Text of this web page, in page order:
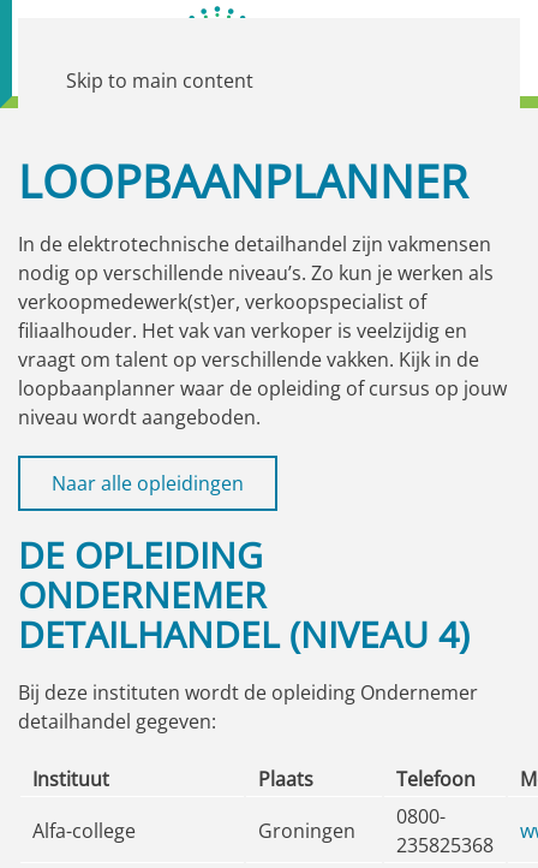
Skip to main content
LOOPBAANPLANNER
In de elektrotechnische detailhandel zijn vakmensen
nodig op verschillende niveau’s. Zo kun je werken als
verkoopmedewerk(st)er, verkoopspecialist of
filiaalhouder. Het vak van verkoper is veelzijdig en
vraagt om talent op verschillende vakken. Kijk in de
loopbaanplanner waar de opleiding of cursus op jouw
niveau wordt aangeboden.
Naar alle opleidingen
DE OPLEIDING
ONDERNEMER
DETAILHANDEL (NIVEAU 4)
Bij deze instituten wordt de opleiding Ondernemer
detailhandel gegeven:
Instituut Plaats Telefoon
Alfa-college
Groningen
0800-
235825368